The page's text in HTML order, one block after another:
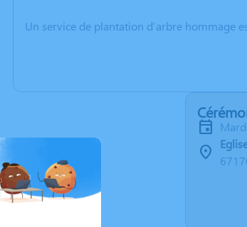
Un service de plantation d’arbre hommage